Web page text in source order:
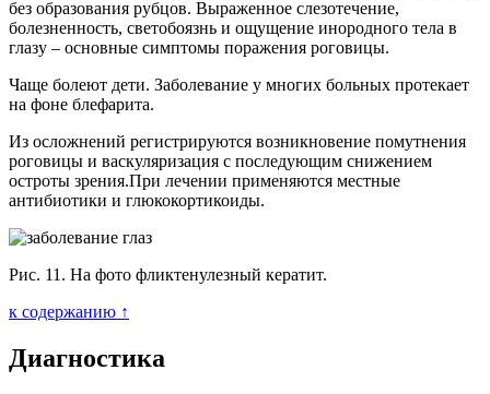
без образования рубцов. Выраженное слезотечение,
болезненность, светобоязнь и ощущение инородного тела в
глазу – основные симптомы поражения роговицы.
Чаще болеют дети. Заболевание у многих больных протекает
на фоне блефарита.
Из осложнений регистрируются возникновение помутнения
роговицы и васкуляризация с последующим снижением
остроты зрения.При лечении применяются местные
антибиотики и глюкокортикоиды.
Рис. 11. На фото фликтенулезный кератит.
к содержанию ↑
Диагностика